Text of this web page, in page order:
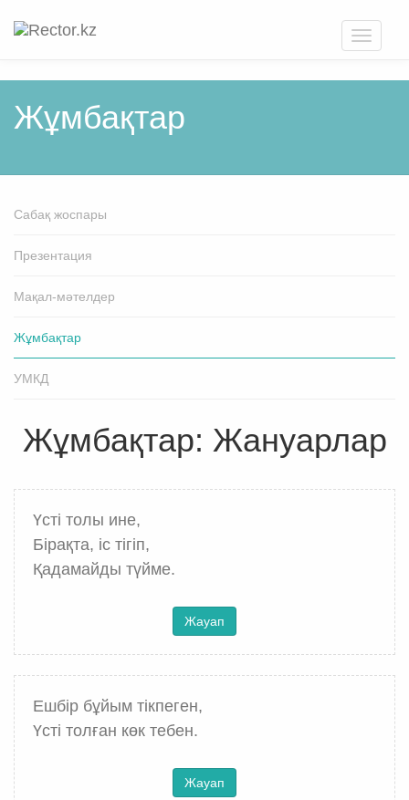
Toggle
Жұмбақтар
Cабақ жоспары
Презентация
Мақал-мәтелдер
Жұмбақтар
УМКД
Жұмбақтар: Жануарлар
Үсті толы ине,
Бірақта, іс тігіп,
Қадамайды түйме.
Жауап
Ешбір бұйым тікпеген,
Үсті толған көк тебен.
Жауап